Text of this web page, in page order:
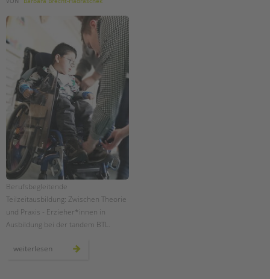
Berufsbegleitende
Teilzeitausbildung: Zwischen Theorie
und Praxis - Erzieher*innen in
Ausbildung bei der tandem BTL.
weiterlesen berufsbegleitende
teilzeitausbildung